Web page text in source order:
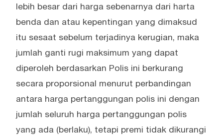
lebih besar dari harga sebenarnya dari harta
benda dan atau kepentingan yang dimaksud
itu sesaat sebelum terjadinya kerugian, maka
jumlah ganti rugi maksimum yang dapat
diperoleh berdasarkan Polis ini berkurang
secara proporsional menurut perbandingan
antara harga pertanggungan polis ini dengan
jumlah seluruh harga pertanggungan polis
yang ada (berlaku), tetapi premi tidak dikurangi